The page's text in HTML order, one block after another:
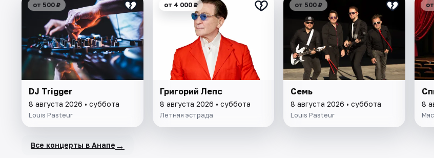
от 500 ₽
DJ Trigger
8 августа 2026 • суббота
Louis Pasteur
от 4 000 ₽
Григорий Лепс
8 августа 2026 • суббота
Летняя эстрада
от 500 ₽
Семь
8 августа 2026 • суббота
Louis Pasteur
8
Все концерты в Анапе →